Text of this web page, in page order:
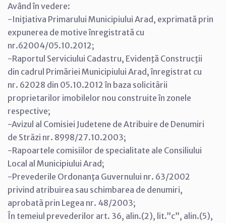
Având în vedere:
-Iniţiativa Primarului Municipiului Arad, exprimată prin
expunerea de motive înregistrată cu
nr.62004/05.10.2012;
-Raportul Serviciului Cadastru, Evidenţă Construcţii
din cadrul Primăriei Municipiului Arad, înregistrat cu
nr. 62028 din 05.10.2012 în baza solicitãrii
proprietarilor imobilelor nou construite în zonele
respective;
-Avizul al Comisiei Judetene de Atribuire de Denumiri
de Strãzi nr. 8998/27.10.2003;
-Rapoartele comisiilor de specialitate ale Consiliului
Local al Municipiului Arad;
-Prevederile Ordonanţa Guvernului nr. 63/2002
privind atribuirea sau schimbarea de denumiri,
aprobatã prin Legea nr. 48/2003;
În temeiul prevederilor art. 36, alin.(2), lit.”c”, alin.(5),